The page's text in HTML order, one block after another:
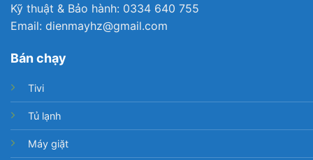
khi cho vào tủ.
Kỹ thuật & Bảo hành: 0334 640 755
Email: dienmayhz@gmail.com
Bán chạy
Tivi
Tủ lạnh
Máy giặt